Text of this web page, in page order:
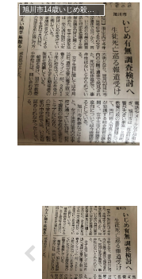
旭川市14歳いじめ殺人事件